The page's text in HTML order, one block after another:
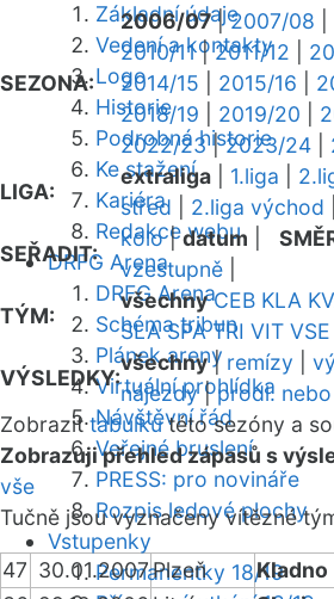
Základní údaje
Vedení a kontakty
Logo
Historie
Podrobná historie
Ke stažení
Kariéra
Redakce webu
DRFG Arena
DRFG Arena
Schéma tribun
Plánek areny
Virtuální prohlídka
Návštěvní řád
Veřejné bruslení
PRESS: pro novináře
Rozpis ledové plochy
Vstupenky
Permanentky 18/19
SEZONA:
2006/07|2007/08
2010/11|2011/12
2014/15
2015/16
2018/19
2019/20
2022/23|2023/24
LIGA:
extraliga 1.liga
střed
2.liga východ
SEŘADIT:
kolo|datum
vzestupně
TÝM:
všechny CEB KLA
SLA SPA TRI VIT VSE
VÝSLEDKY:
všechny| remízy
nájezdy|prodl. nebo
Zobrazittabulkutéto sezóny a
Zobrazuji přehled zápasů s
vše
Tučně jsou vyznačeny vítězné
47 30.01.2007Plzeň Kladno